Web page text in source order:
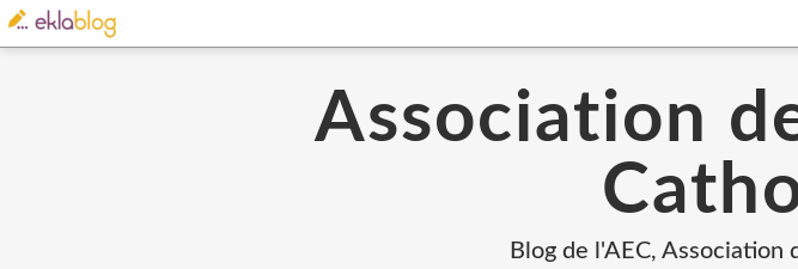
Association
Blog de l'AEC, Association